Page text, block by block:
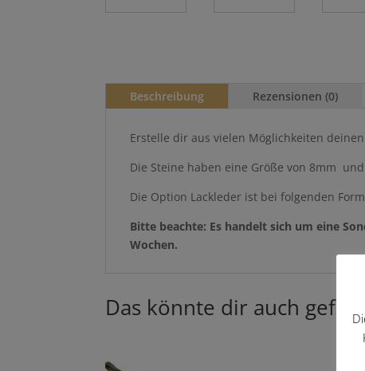
Beschreibung Rezensionen (0)
Erstelle dir aus vielen Möglichkeiten
Die Steine haben eine Größe von 8mm
Die Option Lackleder ist bei folgenden
Bitte beachte: Es handelt sich um eine
Wochen.
Das könnte dir auch